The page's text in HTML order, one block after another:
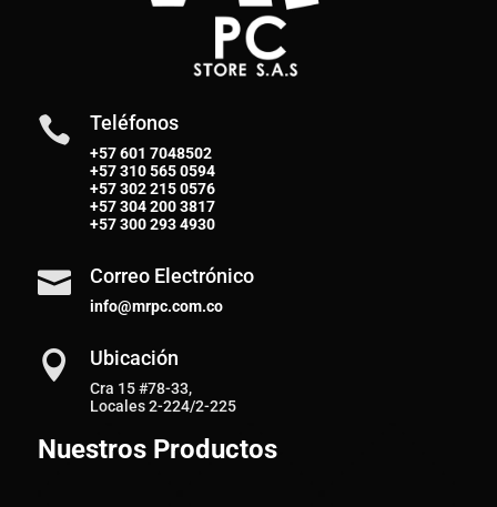
 Teléfonos
+57 601 7048502
+57310 565 0594
+57302 215 0576
+57304 200 3817
+57300 293 4930
 Correo Electrónico
info@mrpc.com.co
 Ubicación
Cra 15 #78-33,
Locales 2-224/2-225
Nuestros Productos